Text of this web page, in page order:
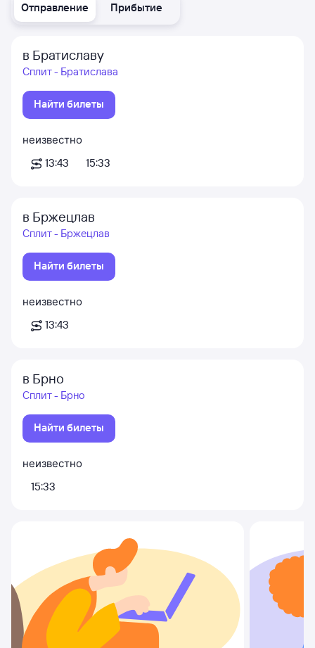
Отправление Прибытие
в Братиславу
Сплит - Братислава
Найти билеты
неизвестно
13:43
15:33
в Бржецлав
Сплит - Бржецлав
Найти билеты
неизвестно
13:43
в Брно
Сплит - Брно
Найти билеты
неизвестно
15:33